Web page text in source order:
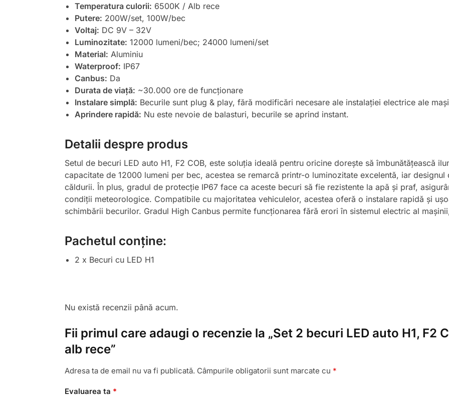
Temperatura culorii: 6500K / Alb rece
Putere: 200W/set, 100W/bec
Voltaj: DC 9V – 32V
Luminozitate: 12000 lumeni/bec; 24000 lumeni/set
Material: Aluminiu
Waterproof: IP67
Canbus: Da
Durata de viață: ~30.000 ore de funcționare
Instalare simplă: Becurile sunt plug & play, fără modificări necesare ale instalației electrice ale
Aprindere rapidă: Nu este nevoie de balasturi, becurile se aprind instant.
Detalii despre produs
Setul de becuri LED auto H1, F2 COB, este soluția ideală pentru oricine dorește să îmbunătățească
capacitate de 12000 lumeni per bec, acestea se remarcă printr-o luminozitate excelentă, iar
căldurii. În plus, gradul de protecție IP67 face ca aceste becuri să fie rezistente la apă și praf,
condiții meteorologice. Compatibile cu majoritatea vehiculelor, acestea oferă o instalare rapidă și
schimbării becurilor. Gradul High Canbus permite funcționarea fără erori în sistemul electric al
Pachetul conține:
2 x Becuri cu LED H1
Nu există recenzii până acum.
Fii primul care adaugi o recenzie la „Set 2 becuri LED auto H1, F2
alb rece”
Adresa ta de email nu va fi publicată. Câmpurile obligatorii sunt marcate cu *
Evaluarea ta *